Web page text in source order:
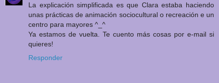
La explicación simplificada es que Clara estaba haciendo
unas prácticas de animación sociocultural o recreación e un
centro para mayores ^_^
Ya estamos de vuelta. Te cuento más cosas por e-mail si
quieres!
Responder